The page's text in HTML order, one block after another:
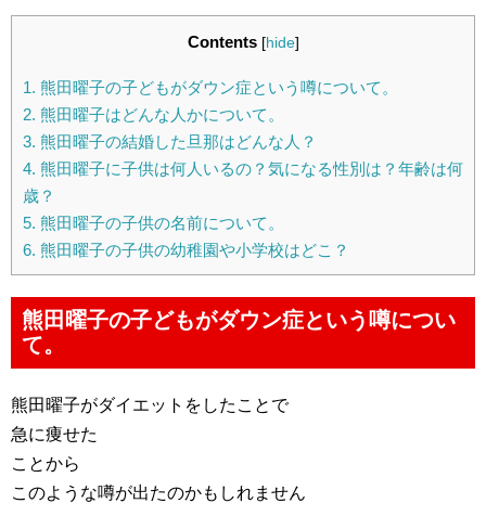
Contents [hide]
1. 熊田曜子の子どもがダウン症という噂について。
2. 熊田曜子はどんな人かについて。
3. 熊田曜子の結婚した旦那はどんな人？
4. 熊田曜子に子供は何人いるの？気になる性別は？年齢は何
歳？
5. 熊田曜子の子供の名前について。
6. 熊田曜子の子供の幼稚園や小学校はどこ？
熊田曜子の子どもがダウン症という噂につい
て。
熊田曜子がダイエットをしたことで
急に痩せた
ことから
このような噂が出たのかもしれません